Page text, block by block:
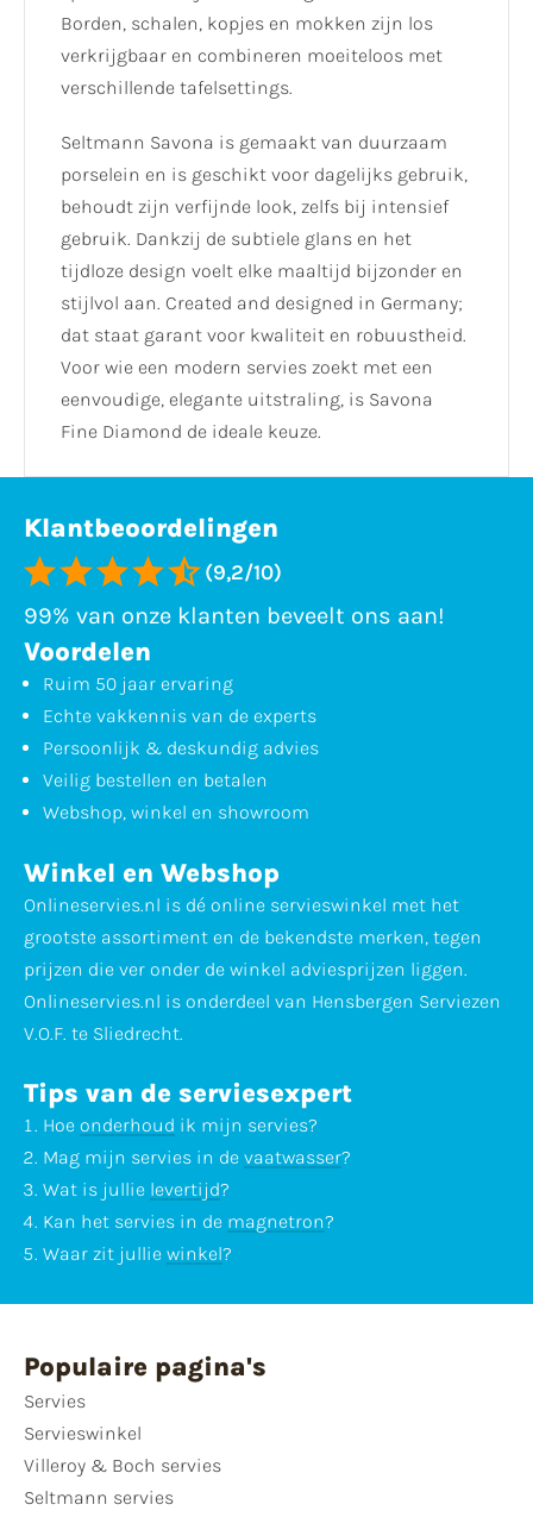
Borden, schalen, kopjes en mokken zijn los
verkrijgbaar en combineren moeiteloos met
verschillende tafelsettings.
Seltmann Savona is gemaakt van duurzaam
porselein en is geschikt voor dagelijks gebruik,
behoudt zijn verfijnde look, zelfs bij intensief
gebruik. Dankzij de subtiele glans en het
tijdloze design voelt elke maaltijd bijzonder en
stijlvol aan. Created and designed in Germany;
dat staat garant voor kwaliteit en robuustheid.
Voor wie een modern servies zoekt met een
eenvoudige, elegante uitstraling, is Savona
Fine Diamond de ideale keuze.
Klantbeoordelingen
(9,2/10)
99% van onze klanten beveelt ons aan!
Voordelen
Ruim 50 jaar ervaring
Echte vakkennis van de experts
Persoonlijk & deskundig advies
Veilig bestellen en betalen
Webshop, winkel en showroom
Winkel en Webshop
Onlineservies.nl is dé online servieswinkel met het
grootste assortiment en de bekendste merken, tegen
prijzen die ver onder de winkel adviesprijzen liggen.
Onlineservies.nl is onderdeel van Hensbergen Serviezen
V.O.F. te Sliedrecht.
Tips van de serviesexpert
Hoe onderhoud ik mijn servies?
Mag mijn servies in de vaatwasser?
Wat is jullie levertijd?
Kan het servies in de magnetron?
Waar zit jullie winkel?
Populaire pagina's
Servies
Servieswinkel
Villeroy & Boch servies
Seltmann servies